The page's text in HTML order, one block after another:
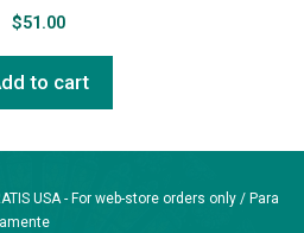
$51.00
to cart
USA - For web-store orders only / Para